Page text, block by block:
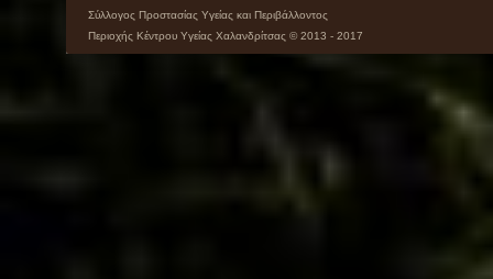
Σύλλογος Προστασίας Υγείας και Περιβάλλοντος
Περιοχής Κέντρου Υγείας Χαλανδρίτσας © 2013 - 2017